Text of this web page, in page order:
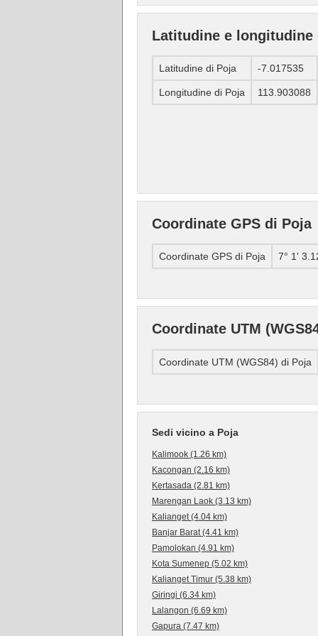
Latitudine e longitudine
Latitudine di Poja -7.017535
Longitudine di Poja 113.903088
Coordinate GPS di Poja
Coordinate GPS di Poja 7° 1'
Coordinate UTM
Coordinate UTM (WGS84) di Poja
Sedi vicino a Poja
Kalimook (1.26 km)
Kacongan (2.16 km)
Kertasada (2.81 km)
Marengan Laok (3.13 km)
Kalianget (4.04 km)
Banjar Barat (4.41 km)
Pamolokan (4.91 km)
Kota Sumenep (5.02 km)
Kalianget Timur (5.38 km)
Giringi (6.34 km)
Lalangon (6.69 km)
Gapura (7.47 km)